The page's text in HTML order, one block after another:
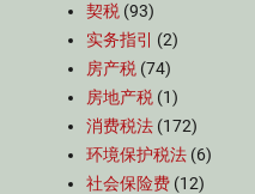
契税 (93)
实务指引
(2)
房产税 (74)
房地产税 (1)
消费税法 (172)
环境保护税法 (6)
社会保险费 (12)